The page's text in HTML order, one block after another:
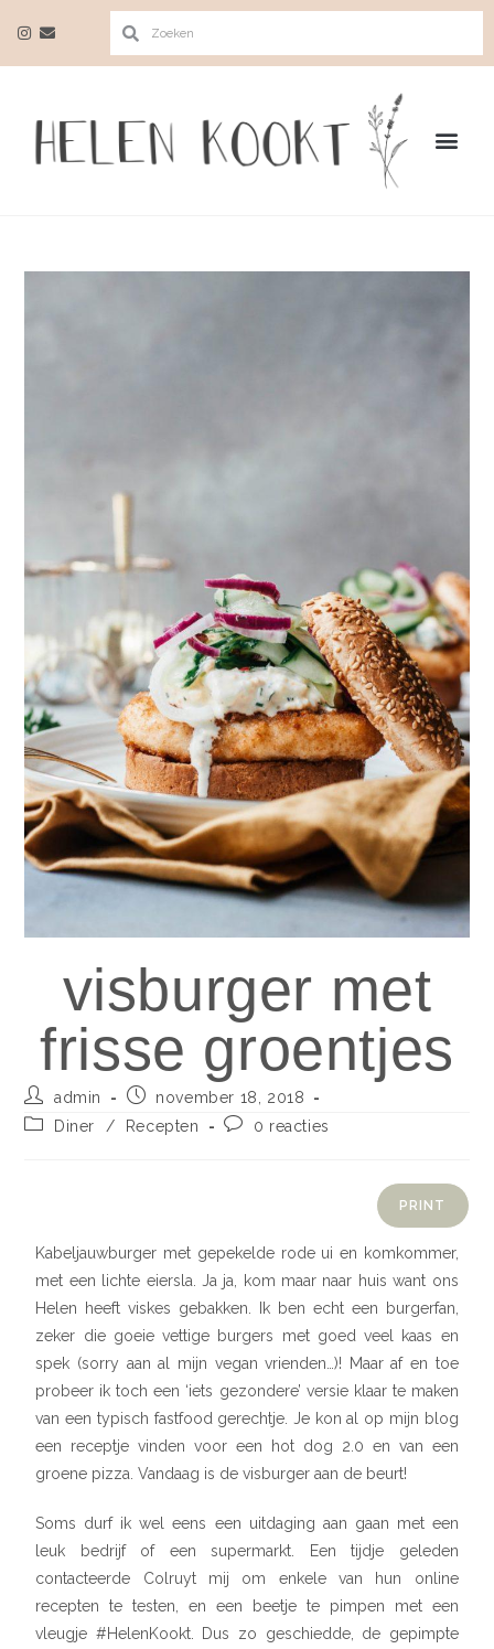
visburger met
frisse groentjes
admin
november 18, 2018
Diner
/ Recepten 0 reacties
PRINT
Kabeljauwburger met gepekelde rode ui en komkommer,
met een lichte eiersla. Ja ja, kom maar naar huis want ons
Helen heeft viskes gebakken. Ik ben echt een burgerfan,
zeker die goeie vettige burgers met goed veel kaas en
spek (sorry aan al mijn vegan vrienden…)! Maar af en toe
probeer ik toch een ‘iets gezondere’ versie klaar te maken
van een typisch fastfood gerechtje. Je kon al op mijn blog
een receptje vinden voor een hot dog 2.0 en van een
groene pizza. Vandaag is de visburger aan de beurt!
Soms durf ik wel eens een uitdaging aan gaan met een
leuk bedrijf of een supermarkt. Een tijdje geleden
contacteerde Colruyt mij om enkele van hun online
recepten te testen, en een beetje te pimpen met een
vleugje #HelenKookt. Dus zo geschiedde, de gepimpte